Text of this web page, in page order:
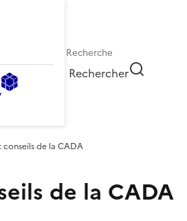
Rechercher
conseils de la CADA
de la CADA